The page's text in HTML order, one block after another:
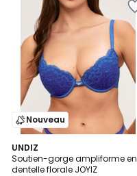
Nouveau
UNDIZ
Soutien-gorge ampliforme en
dentelle florale JOYIZ
2
Couleurs